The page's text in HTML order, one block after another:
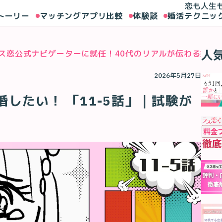
恋も人生
ーリー
マッチングアプリ比較 体験談 婚活テクニッ
恋公式ナビゲーターに就任！40代のリアルが伝わる婚活
2026年5月27日
したい！ 「11-5話」｜試験が
人